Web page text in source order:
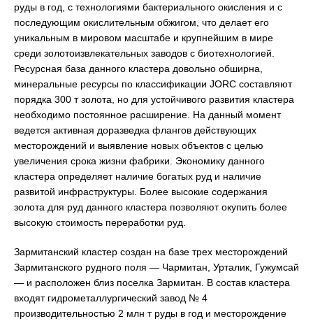
руды в год, с технологиями бактериального окисления и с
последующим окислительным обжигом, что делает его
уникальным в мировом масштабе и крупнейшим в мире
среди золотоизвлекательных заводов с биотехнологией.
Ресурсная база данного кластера довольно обширна,
минеральные ресурсы по классификации JORC составляют
порядка 300 т золота, но для устойчивого развития кластера
необходимо постоянное расширение. На данный момент
ведется активная доразведка флангов действующих
месторождений и выявление новых объектов с целью
увеличения срока жизни фабрики. Экономику данного
кластера определяет наличие богатых руд и наличие
развитой инфраструктуры. Более высокие содержания
золота для руд данного кластера позволяют окупить более
высокую стоимость переработки руд.
Зармитанский кластер создан на базе трех месторождений
Зармитанского рудного поля — Чармитан, Урталик, Гужумсай
— и расположен близ поселка Зармитан. В состав кластера
входят гидрометаллургический завод № 4
производительностью 2 млн т руды в год и месторождение